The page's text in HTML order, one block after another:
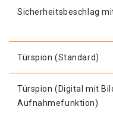
Sicherheitsbeschlag
Türspion (Standard)
Türspion (Digital mit
Aufnahmefunktion)